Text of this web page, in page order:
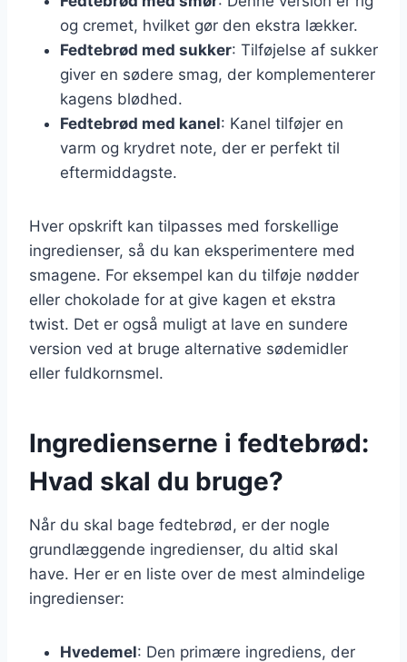
og cremet, hvilket gør den ekstra lækker.
Fedtebrød med sukker: Tilføjelse af sukker
giver en sødere smag, der komplementerer
kagens blødhed.
Fedtebrød med kanel: Kanel tilføjer en
varm og krydret note, der er perfekt til
eftermiddagste.
Hver opskrift kan tilpasses med forskellige
ingredienser, så du kan eksperimentere med
smagene. For eksempel kan du tilføje nødder
eller chokolade for at give kagen et ekstra
twist. Det er også muligt at lave en sundere
version ved at bruge alternative sødemidler
eller fuldkornsmel.
Ingredienserne i fedtebrød:
Hvad skal du bruge?
Når du skal bage fedtebrød, er der nogle
grundlæggende ingredienser, du altid skal
have. Her er en liste over de mest almindelige
ingredienser:
Hvedemel: Den primære ingrediens, der